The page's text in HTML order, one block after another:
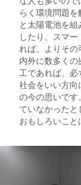
らく環境問題
と太陽電池を
したり、スマ
れば、よりそ
内外に数多く
工であれば、
社会をいい方向
の今の思いです
ていなかった
おもしろいこと